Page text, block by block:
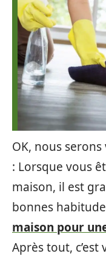
OK, nous
: Lorsque vous
maison, il est
bonnes
maison pour
Après tout,